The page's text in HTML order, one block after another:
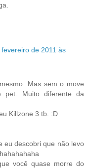
fevereiro de 2011 às
Mas sem o move
pet. Muito diferente da
Killzone 3 tb. :D
eu descobri que não levo
você quase morre do